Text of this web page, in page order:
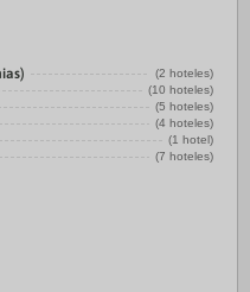
(2 hoteles)
(10 hoteles)
(5 hoteles)
(4 hoteles)
(1 hotel)
(7 hoteles)